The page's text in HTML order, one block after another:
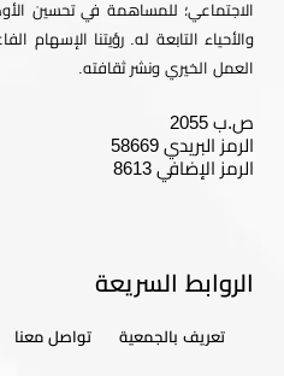
الاجتماعي؛ للمساهمة في تحسين
والأحياء التابعة له. رؤيتنا الإسهام
العمل الخيري ونشر ثقافته.
ص.ب 2055
الرمز البريدي 58669
الرمز الإضافي 8613
الروابط السريعة
تعريف بالجمعية تواصل معنا